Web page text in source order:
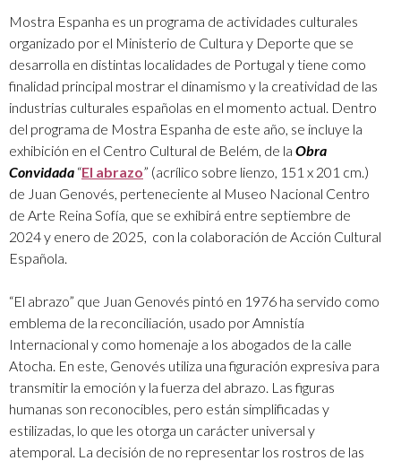
Mostra Espanha es un programa de actividades culturales
organizado por el Ministerio de Cultura y Deporte que se
desarrolla en distintas localidades de Portugal y tiene como
finalidad principal mostrar el dinamismo y la creatividad de las
industrias culturales españolas en el momento actual. Dentro
del programa de Mostra Espanha de este año, se incluye la
exhibición en el Centro Cultural de Belém, de la Obra
Convidada “El abrazo” (acrílico sobre lienzo, 151 x 201 cm.)
de Juan Genovés, perteneciente al Museo Nacional Centro
de Arte Reina Sofía, que se exhibirá entre septiembre de
2024 y enero de 2025, con la colaboración de Acción Cultural
Española.
“El abrazo” que Juan Genovés pintó en 1976 ha servido como
emblema de la reconciliación, usado por Amnistía
Internacional y como homenaje a los abogados de la calle
Atocha. En este, Genovés utiliza una figuración expresiva para
transmitir la emoción y la fuerza del abrazo. Las figuras
humanas son reconocibles, pero están simplificadas y
estilizadas, lo que les otorga un carácter universal y
atemporal. La decisión de no representar los rostros de las